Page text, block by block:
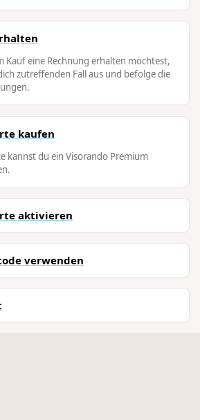
Kauf eine Rechnung erhalten möchtest,
zutreffenden Fall aus und befolge die
kaufen
kannst du ein Visorando Premium
aktivieren
verwenden